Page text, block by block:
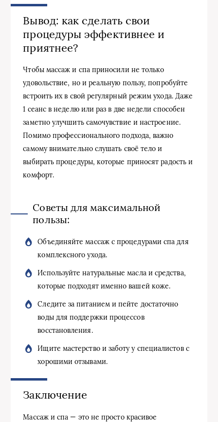
Вывод: как сделать свои
процедуры эффективнее и
приятнее?
Чтобы массаж и спа приносили не только
удовольствие, но и реальную пользу, попробуйте
встроить их в свой регулярный режим ухода. Даже
1 сеанс в неделю или раз в две недели способен
заметно улучшить самочувствие и настроение.
Помимо профессионального подхода, важно
самому внимательно слушать своё тело и
выбирать процедуры, которые приносят радость и
комфорт.
Советы для максимальной
пользы:
Объединяйте массаж с процедурами спа для
комплексного ухода.
Используйте натуральные масла и средства,
которые подходят именно вашей коже.
Следите за питанием и пейте достаточно
воды для поддержки процессов
восстановления.
Ищите мастерство и заботу у специалистов с
хорошими отзывами.
Заключение
Массаж и спа — это не просто красивое